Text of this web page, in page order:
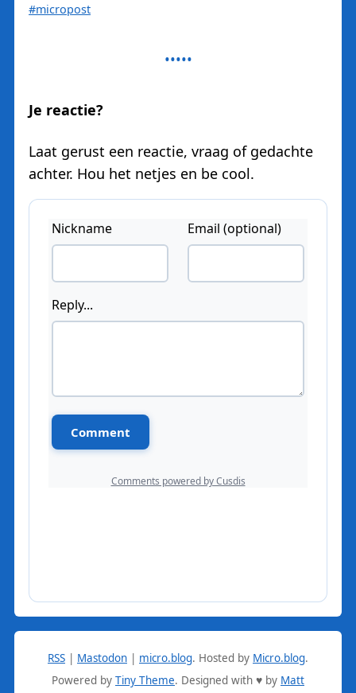
#micropost
Je reactie?
Laat gerust een reactie, vraag of gedachte
achter. Hou het netjes en be cool.
RSS | Mastodon | micro.blog. Hosted by Micro.blog.
Powered by Tiny Theme. Designed with ♥ by Matt